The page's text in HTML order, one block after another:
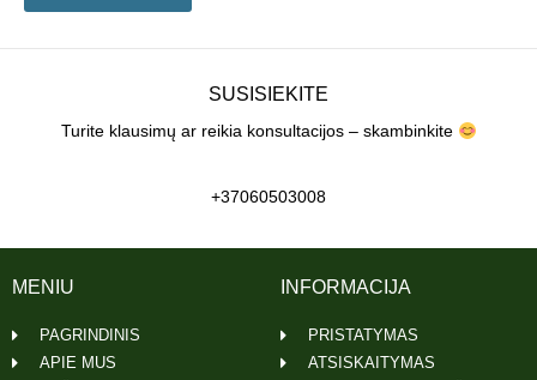
SUSISIEKITE
Turite klausimų ar reikia konsultacijos – skambinkite
+37060503008
INFORMACIJA
PRISTATYMAS
ATSISKAITYMAS
MENIU
PAGRINDINIS
APIE MUS